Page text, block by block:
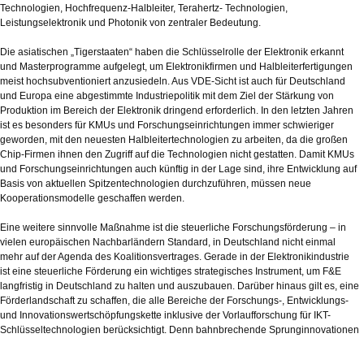
Technologien, Hochfrequenz-Halbleiter, Terahertz- Technologien,
Leistungselektronik und Photonik von zentraler Bedeutung.
Die asiatischen „Tigerstaaten“ haben die Schlüsselrolle der Elektronik erkannt
und Masterprogramme aufgelegt, um Elektronikfirmen und Halbleiterfertigungen
meist hochsubventioniert anzusiedeln. Aus VDE-Sicht ist auch für Deutschland
und Europa eine abgestimmte Industriepolitik mit dem Ziel der Stärkung von
Produktion im Bereich der Elektronik dringend erforderlich. In den letzten Jahren
ist es besonders für KMUs und Forschungseinrichtungen immer schwieriger
geworden, mit den neuesten Halbleitertechnologien zu arbeiten, da die großen
Chip-Firmen ihnen den Zugriff auf die Technologien nicht gestatten. Damit KMUs
und Forschungseinrichtungen auch künftig in der Lage sind, ihre Entwicklung auf
Basis von aktuellen Spitzentechnologien durchzuführen, müssen neue
Kooperationsmodelle geschaffen werden.
Eine weitere sinnvolle Maßnahme ist die steuerliche Forschungsförderung – in
vielen europäischen Nachbarländern Standard, in Deutschland nicht einmal
mehr auf der Agenda des Koalitionsvertrages. Gerade in der Elektronikindustrie
ist eine steuerliche Förderung ein wichtiges strategisches Instrument, um F&E
langfristig in Deutschland zu halten und auszubauen. Darüber hinaus gilt es, eine
Förderlandschaft zu schaffen, die alle Bereiche der Forschungs-, Entwicklungs-
und Innovationswertschöpfungskette inklusive der Vorlaufforschung für IKT-
Schlüsseltechnologien berücksichtigt. Denn bahnbrechende Sprunginnovationen